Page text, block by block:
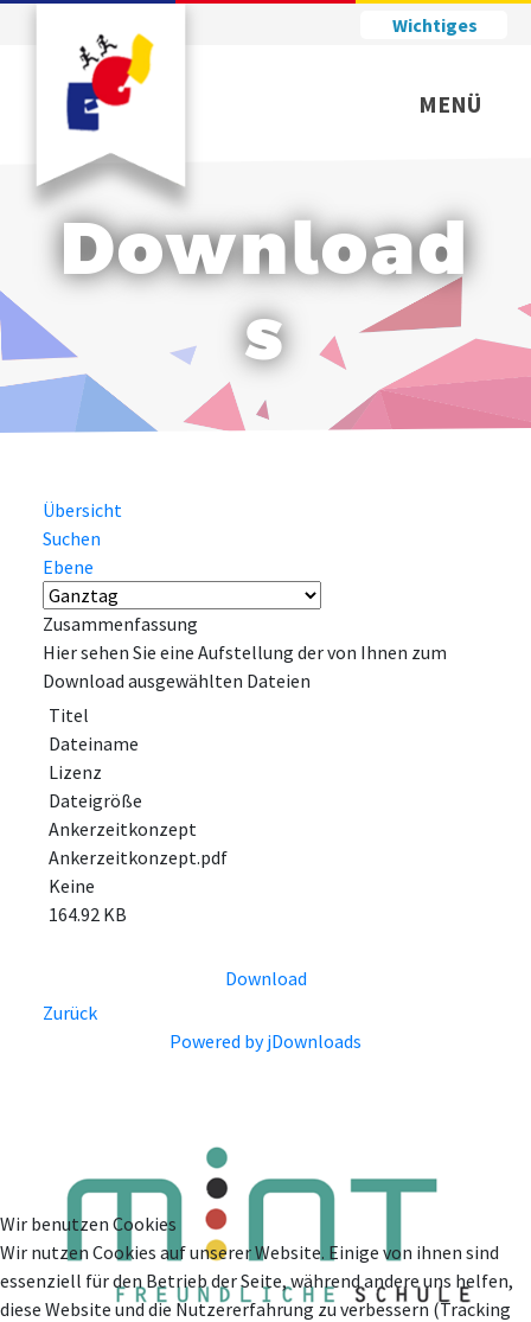
Wichtiges
MENÜ
Download
s
Übersicht
Suchen
Ebene
Zusammenfassung
Hier sehen Sie eine Aufstellung der von Ihnen zum
Download ausgewählten Dateien
Titel
Dateiname
Lizenz
Dateigröße
Ankerzeitkonzept
Ankerzeitkonzept.pdf
Keine
164.92 KB
Download
Zurück
Powered by jDownloads
Wir benutzen Cookies
Wir nutzen Cookies auf unserer Website. Einige von ihnen sind
essenziell für den Betrieb der Seite, während andere uns helfen,
diese Website und die Nutzererfahrung zu verbessern (Tracking